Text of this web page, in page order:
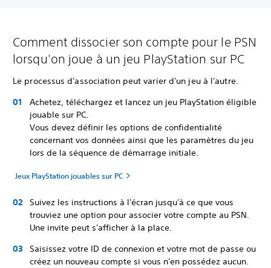
Comment dissocier son compte pour le PSN
lorsqu'on joue à un jeu PlayStation sur PC
Le processus d'association peut varier d'un jeu à l'autre.
Achetez, téléchargez et lancez un jeu PlayStation éligible
jouable sur PC.
Vous devez définir les options de confidentialité
concernant vos données ainsi que les paramètres du jeu
lors de la séquence de démarrage initiale.
Jeux PlayStation jouables sur PC
Suivez les instructions à l'écran jusqu'à ce que vous
trouviez une option pour associer votre compte au PSN.
Une invite peut s'afficher à la place.
Saisissez votre ID de connexion et votre mot de passe ou
créez un nouveau compte si vous n'en possédez aucun.